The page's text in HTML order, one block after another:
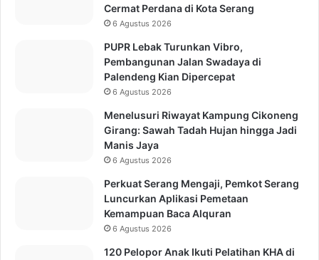
Cermat Perdana di Kota Serang
6 Agustus 2026
PUPR Lebak Turunkan Vibro,
Pembangunan Jalan Swadaya di
Palendeng Kian Dipercepat
6 Agustus 2026
Menelusuri Riwayat Kampung Cikoneng
Girang: Sawah Tadah Hujan hingga Jadi
Manis Jaya
6 Agustus 2026
Perkuat Serang Mengaji, Pemkot Serang
Luncurkan Aplikasi Pemetaan
Kemampuan Baca Alquran
6 Agustus 2026
120 Pelopor Anak Ikuti Pelatihan KHA di